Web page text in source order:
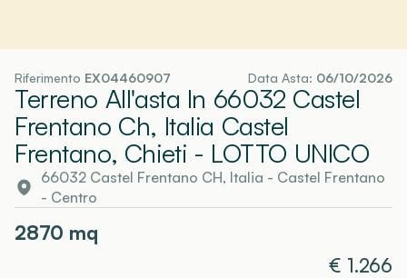
Riferimento EX04460907 Data Asta: 06/10/2026
Terreno All'asta In 66032 Castel
Frentano Ch, Italia Castel
Frentano, Chieti - LOTTO UNICO
66032 Castel Frentano CH, Italia - Castel Frentano
- Centro
2870 mq
€ 1.266